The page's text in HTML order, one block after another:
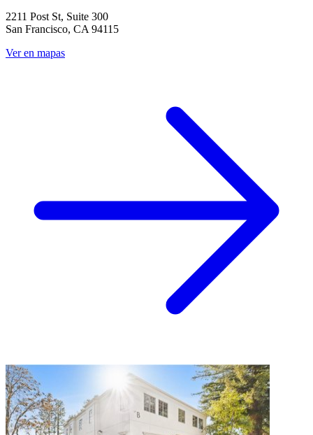
2211 Post St, Suite 300
San Francisco, CA 94115
Ver en mapas